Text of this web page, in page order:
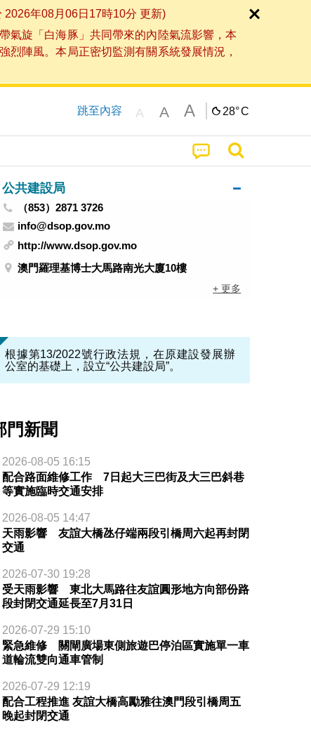
年08月06日17時10分 更新)
氣旋「白海豚」共同帶來的內陸氣流影響，本
陣風。本局正密切監測有關系統發展情況，
跳至內容 A A A 28°C
公共建設局
（853）2871 3726
info@dsop.gov.mo
http://www.dsop.gov.mo
澳門羅理基博士大馬路南光大廈10樓
+ 更多
根據第13/2022號行政法規，在原建設發展辦
公室的基礎上，設立“公共建設局”。
門新聞
2026-08-05 16:15
配合路面維修工作 7日起大三巴街及大三巴斜巷
等實施臨時交通安排
2026-08-05 14:47
天雨影響 友誼大橋氹仔端兩段引橋周六起再封閉
交通
2026-07-30 19:28
受天雨影響 東北大馬路往友誼圓形地方向部份路
段封閉交通延長至7月31日
2026-07-29 15:10
緊急維修 關閘廣場東側旅遊巴停泊區實施單一車
道輪流雙向通車管制
2026-07-29 12:19
配合工程推進 友誼大橋高勵雅往澳門段引橋周五
晚起封閉交通